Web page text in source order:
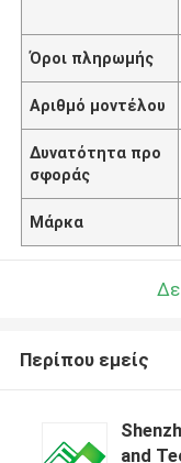
Όροι πληρωμής
Αριθμό μοντέλου
Δυνατότητα προ
σφοράς
Μάρκα
Περίπου εμείς
and